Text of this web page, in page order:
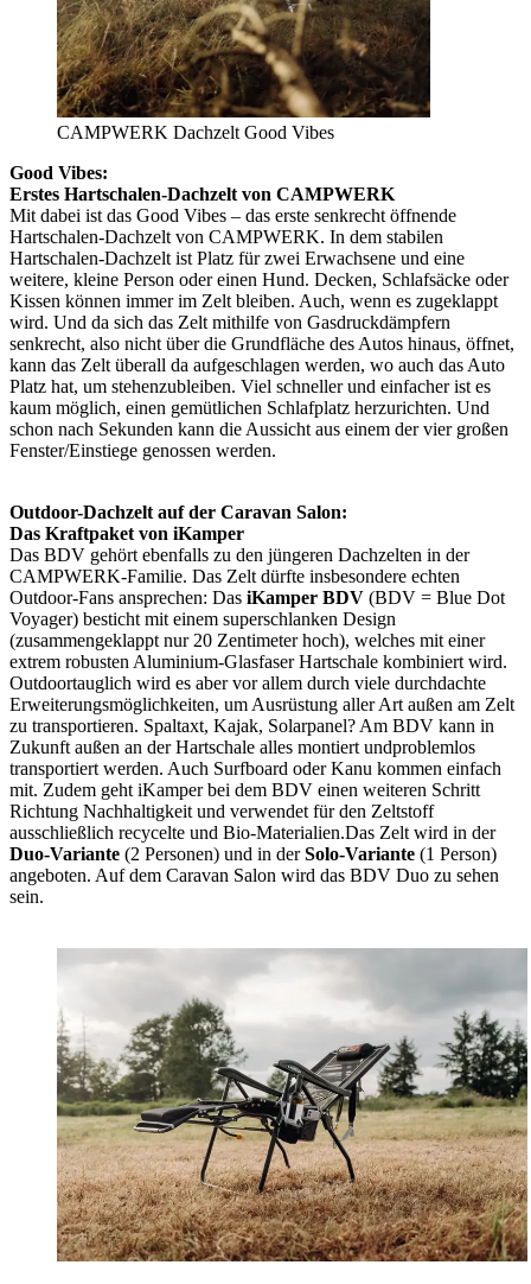
CAMPWERK Dachzelt Good Vibes
Good Vibes:
Erstes Hartschalen-Dachzelt von CAMPWERK
Mit dabei ist das Good Vibes – das erste senkrecht öffnende
Hartschalen-Dachzelt von CAMPWERK. In dem stabilen
Hartschalen-Dachzelt ist Platz für zwei Erwachsene und eine
weitere, kleine Person oder einen Hund. Decken, Schlafsäcke oder
Kissen können immer im Zelt bleiben. Auch, wenn es zugeklappt
wird. Und da sich das Zelt mithilfe von Gasdruckdämpfern
senkrecht, also nicht über die Grundfläche des Autos hinaus, öffnet,
kann das Zelt überall da aufgeschlagen werden, wo auch das Auto
Platz hat, um stehenzubleiben. Viel schneller und einfacher ist es
kaum möglich, einen gemütlichen Schlafplatz herzurichten. Und
schon nach Sekunden kann die Aussicht aus einem der vier großen
Fenster/Einstiege genossen werden.
Outdoor-Dachzelt auf der Caravan Salon:
Das Kraftpaket von iKamper
Das BDV gehört ebenfalls zu den jüngeren Dachzelten in der
CAMPWERK-Familie. Das Zelt dürfte insbesondere echten
Outdoor-Fans ansprechen: Das iKamper BDV (BDV = Blue Dot
Voyager) besticht mit einem superschlanken Design
(zusammengeklappt nur 20 Zentimeter hoch), welches mit einer
extrem robusten Aluminium-Glasfaser Hartschale kombiniert wird.
Outdoortauglich wird es aber vor allem durch viele durchdachte
Erweiterungsmöglichkeiten, um Ausrüstung aller Art außen am Zelt
zu transportieren. Spaltaxt, Kajak, Solarpanel? Am BDV kann in
Zukunft außen an der Hartschale alles montiert undproblemlos
transportiert werden. Auch Surfboard oder Kanu kommen einfach
mit. Zudem geht iKamper bei dem BDV einen weiteren Schritt
Richtung Nachhaltigkeit und verwendet für den Zeltstoff
ausschließlich recycelte und Bio-Materialien.Das Zelt wird in der
Duo-Variante (2 Personen) und in derSolo-Variante (1 Person)
angeboten. Auf dem Caravan Salon wird das BDV Duo zu sehen
sein.